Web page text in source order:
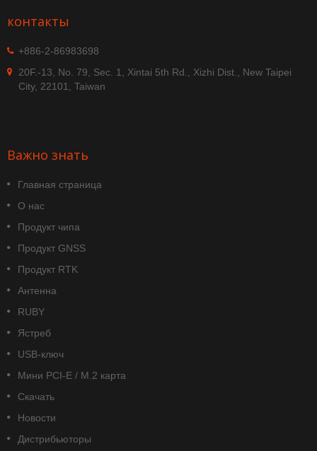
контакты
+886-2-86983698
20F.-13, No. 79, Sec. 1, Xintai 5th Rd., Xizhi Dist., New Taipei
City, 22101, Taiwan
Важно знать
Главная страница
О нас
Продукт чипа
Продукт GNSS
Продукт RTK
Антенна
RUBY
Ястреб
USB-ключ
Мини PCI-E / M.2 карта
Скачать
Новости
Дистрибьюторы